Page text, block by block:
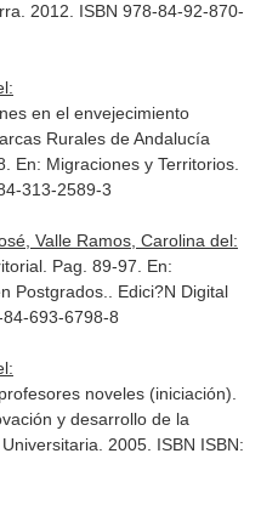
2012. ISBN 978-84-92-870-
en el envejecimiento
Rurales de Andalucía
En: Migraciones y Territorios.
313-2589-3
Valle Ramos, Carolina del:
Pag. 89-97. En:
Postgrados.
. Edici?N Digital
693-6798-8
noveles (iniciación).
y desarrollo de la
. 2005. ISBN ISBN: